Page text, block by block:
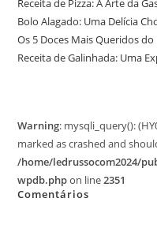
Receita de Pizza: A Arte da
Bolo Alagado: Uma Delícia
Os 5 Doces Mais Queridos do
Receita de Galinhada: Uma
Warning: mysqli_query():
marked as crashed and
/home/ledrussocom2024/
wpdb.phpon line2351
Comentários